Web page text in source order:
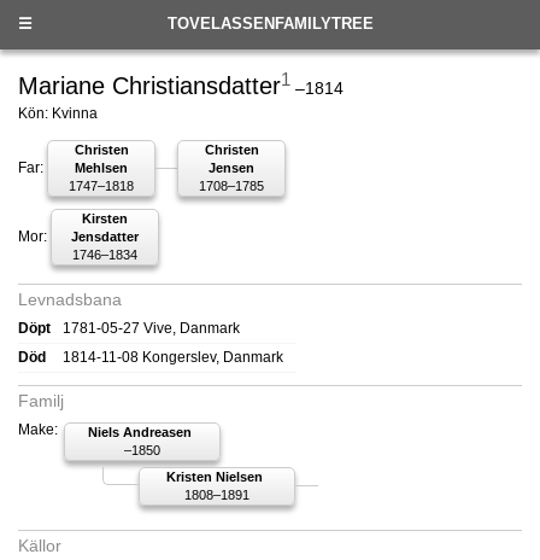
TOVELASSENFAMILYTREE
☰
Mariane Christiansdatter1 –1814
Kön: Kvinna
Far:
Christen
Mehlsen
1747–1818
Christen
Jensen
1708–1785
Mor:
Kirsten
Jensdatter
1746–1834
Levnadsbana
Döpt
1781-05-27 Vive, Danmark
Död
1814-11-08 Kongerslev, Danmark
Familj
Make:
Niels Andreasen
–1850
Kristen Nielsen
1808–1891
Källor